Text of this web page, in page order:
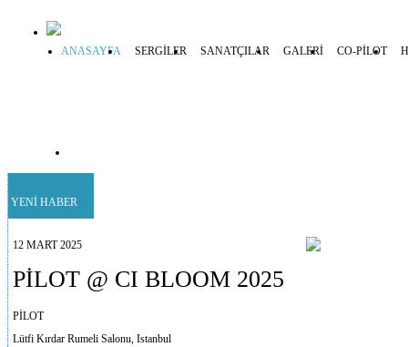
ANASAYFA SERGİLER SANATÇILAR GALERİ CO-PİLOT
YENİ HABER
12 MART 2025
PİLOT @ CI BLOOM 2025
PİLOT
Lütfi Kırdar Rumeli Salonu, Istanbul